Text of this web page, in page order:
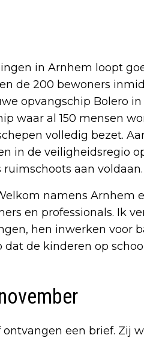
in Arnhem loopt
de 200 bewoners
opvangschip Bolero
waar al 150 mensen
volledig bezet.
in de veiligheidsregio
aan voldaan.
namens Arnhem
en professionals. Ik
hen inwerken voor
de kinderen op
een brief. Zij